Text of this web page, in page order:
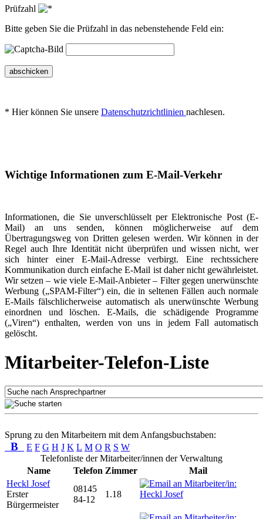
Prüfzahl
Bitte geben Sie die Prüfzahl in das nebenstehende Feld ein:
abschicken
* Hier können Sie unsere Datenschutzrichtlinien nachlesen.
Wichtige Informationen zum E-Mail-Verkehr
Informationen, die Sie unverschlüsselt per Elektronische Post (E-
Mail) an uns senden, können möglicherweise auf dem
Übertragungsweg von Dritten gelesen werden. Wir können in der
Regel auch Ihre Identität nicht überprüfen und wissen nicht, wer
sich hinter einer E-Mail-Adresse verbirgt. Eine rechtssichere
Kommunikation durch einfache E-Mail ist daher nicht gewährleistet.
Wir setzen – wie viele E-Mail-Anbieter – Filter gegen unerwünschte
Werbung („SPAM-Filter“) ein, die in seltenen Fällen auch normale
E-Mails fälschlicherweise automatisch als unerwünschte Werbung
einordnen und löschen. E-Mails, die schädigende Programme
(„Viren“) enthalten, werden von uns in jedem Fall automatisch
gelöscht.
Mitarbeiter-Telefon-Liste
Sprung zu den Mitarbeitern mit dem Anfangsbuchstaben:
B E F G H J K L M O R S W
Telefonliste der Mitarbeiter/innen der Verwaltung
Name
Telefon Zimmer
Mail
Heckl Josef
Erster
Bürgermeister
08145
84-12
1.18